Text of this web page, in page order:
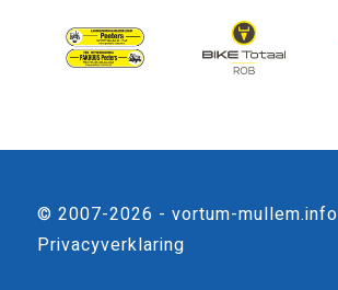
© 2007-2026 - vortum-mullem.info
Privacyverklaring